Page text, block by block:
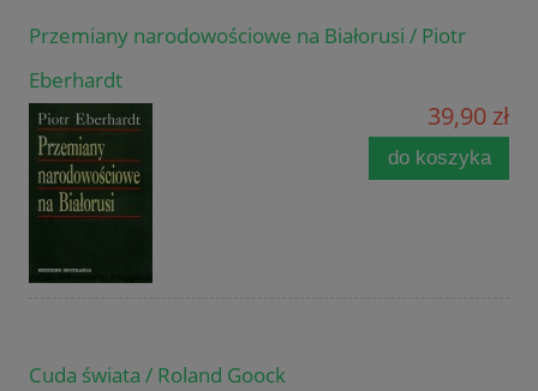
Przemiany narodowościowe na Białorusi / Piotr
Eberhardt
39,90 zł
do koszyka
Cuda świata / Roland Goock